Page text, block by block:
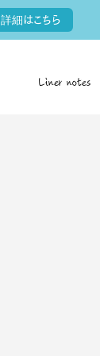
Liner notes
詳細はこちら